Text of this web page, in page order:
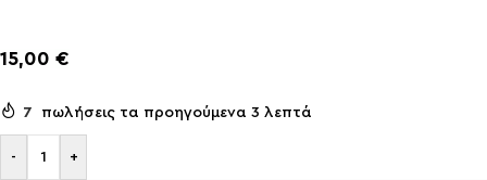
15,00 €
7 πωλήσεις τα προηγούμενα 3 λεπτά
- +